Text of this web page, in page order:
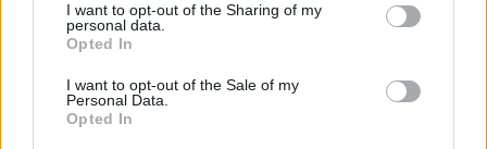
I want to opt-out of the Sharing of my
personal data.
Opted In
I want to opt-out of the Sale of my
Personal Data.
Opted In
στιγμή της βύθισης: